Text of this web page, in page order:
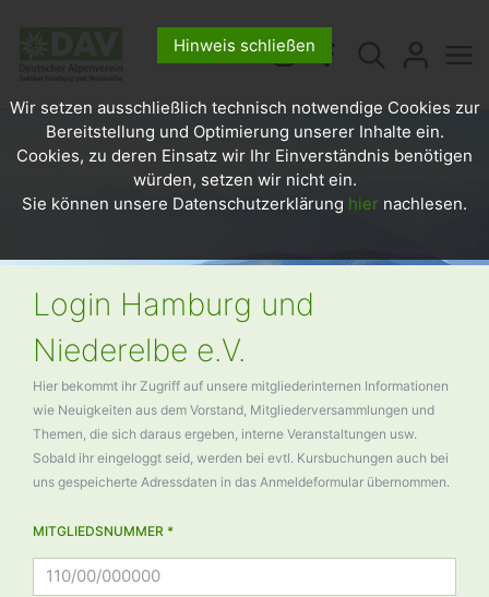
Login Hamburg und
Niederelbe e.V.
Hier bekommt ihr Zugriff auf unsere mitgliederinternen Informationen
wie Neuigkeiten aus dem Vorstand, Mitgliederversammlungen und
Themen, die sich daraus ergeben, interne Veranstaltungen usw.
Sobald ihr eingeloggt seid, werden bei evtl. Kursbuchungen auch bei
uns gespeicherte Adressdaten in das Anmeldeformular übernommen.
MITGLIEDSNUMMER *
Hinweis schließen
Wir setzen ausschließlich technisch notwendige Cookies zur
Bereitstellung und Optimierung unserer Inhalte ein.
Cookies, zu deren Einsatz wir Ihr Einverständnis benötigen
würden, setzen wir nicht ein.
Sie können unsere Datenschutzerklärung hier nachlesen.